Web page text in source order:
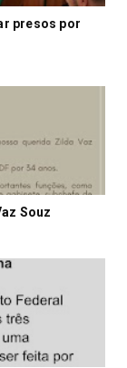
presos por
Souz